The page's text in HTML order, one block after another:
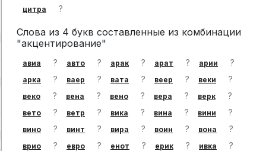
цитра ?
Слова из 4 букв составленные из комбинации
"акцентирование"
авиа ? авто ? арак ? арат ? арии ?
арка ? ваер ? вата ? веер ? веки ?
веко ? вена ? вено ? вера ? верк ?
вето ? ветр ? вика ? вина ? вини ?
вино ? винт ? вира ? воин ? вона ?
врио ? евро ? енот ? ерик ? ивка ?